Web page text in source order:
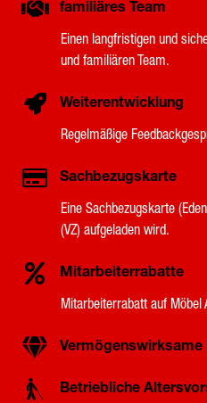
familiäres Team
Einen langfristigen und
und familiären Team.
Weiterentwicklung
Regelmäßige
Sachbezugskarte
Eine Sachbezugskarte
(VZ) aufgeladen wird.
Mitarbeiterrabatte
Mitarbeiterrabatt auf Möbel
Vermögenswirksame
Betriebliche